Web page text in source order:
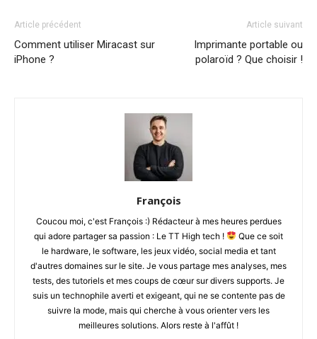
Article précédent
Comment utiliser Miracast sur
iPhone ?
Article suivant
Imprimante portable ou
polaroïd ? Que choisir !
François
Coucou moi, c'est François :) Rédacteur à mes heures perdues
qui adore partager sa passion : Le TT High tech !
Que ce soit
le hardware, le software, les jeux vidéo, social media et tant
d'autres domaines sur le site. Je vous partage mes analyses, mes
tests, des tutoriels et mes coups de cœur sur divers supports. Je
suis un technophile averti et exigeant, qui ne se contente pas de
suivre la mode, mais qui cherche à vous orienter vers les
meilleures solutions. Alors reste à l'affût !